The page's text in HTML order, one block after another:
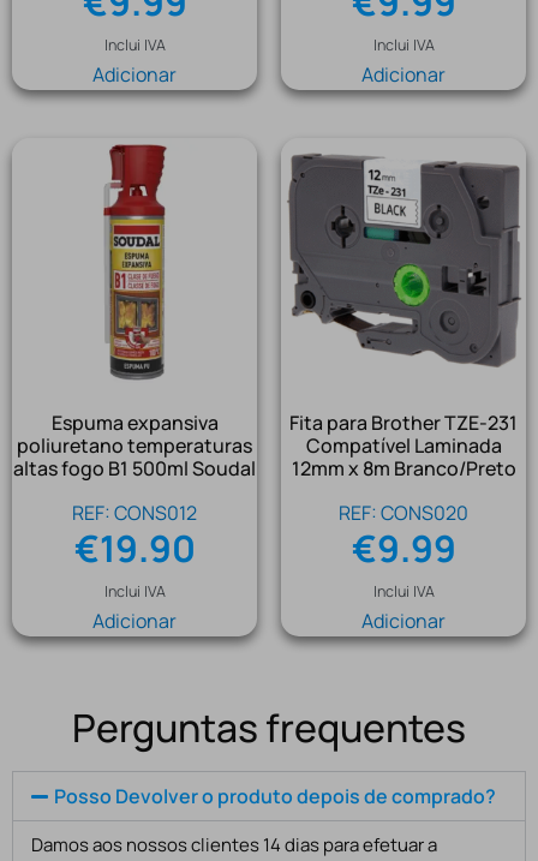
Inclui IVA
Adicionar
Inclui IVA
Adicionar
Espuma expansiva
poliuretano temperaturas
altas fogo B1 500ml Soudal
REF: CONS012
€19.90
Inclui IVA
Adicionar
Fita para Brother TZE-231
Compatível Laminada
12mm x 8m Branco/Preto
REF: CONS020
€9.99
Inclui IVA
Adicionar
Perguntas frequentes
Posso Devolver o produto depois de comprado?
Damos aos nossos clientes 14 dias para efetuar a